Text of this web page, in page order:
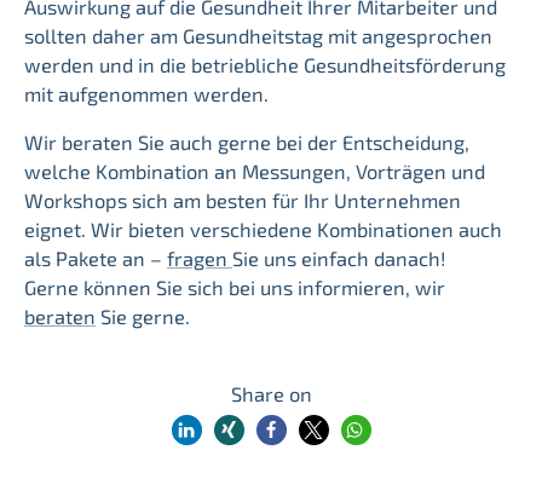
Auswirkung auf die Gesundheit Ihrer Mitarbeiter und
sollten daher am Gesundheitstag mit angesprochen
werden und in die betriebliche Gesundheitsförderung
mit aufgenommen werden.
Wir beraten Sie auch gerne bei der Entscheidung,
welche Kombination an Messungen, Vorträgen und
Workshops sich am besten für Ihr Unternehmen
eignet. Wir bieten verschiedene Kombinationen auch
als Pakete an – fragen Sie uns einfach danach!
Gerne können Sie sich bei uns informieren, wir
beraten Sie gerne.
Share on